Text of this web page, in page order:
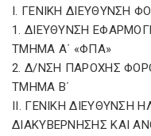
Ι. ΓΕΝΙΚΗ ΔΙΕΥΘΥΝΣΗ
1. ΔΙΕΥΘΥΝΣΗ
ΤΜΗΜΑ Α΄ «ΦΠΑ»
2. Δ/ΝΣΗ ΠΑΡΟΧΗΣ
ΤΜΗΜΑ Β΄
ΙΙ. ΓΕΝΙΚΗ ΔΙΕΥΘΥΝΣΗ
ΔΙΑΚΥΒΕΡΝΗΣΗΣ ΚΑΙ